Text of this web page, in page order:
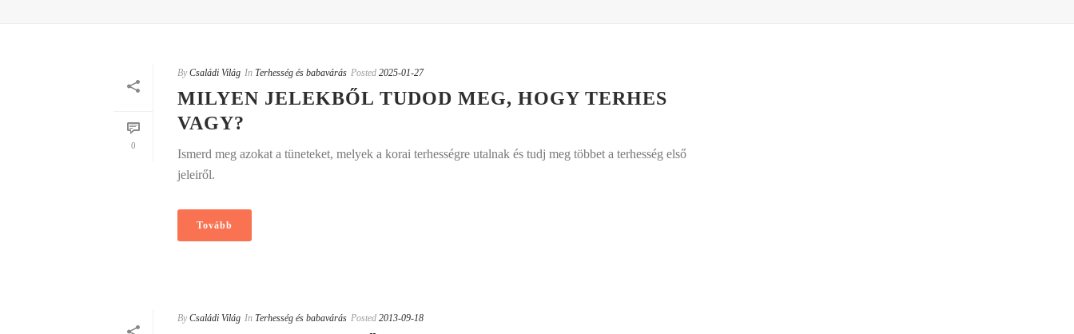
0
By Családi Világ In Terhesség és babavárás Posted 2025-01-27
MILYEN JELEKBŐL TUDOD MEG, HOGY TERHES
VAGY?
Ismerd meg azokat a tüneteket, melyek a korai terhességre utalnak és tudj meg többet a terhesség első
jeleiről.
Tovább
By Családi Világ In Terhesség és babavárás Posted 2013-09-18